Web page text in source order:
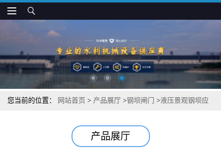
您当前的位置： 网站首页 > 产品展厅 >钢坝闸门 >液压景观钢坝应
产品展厅